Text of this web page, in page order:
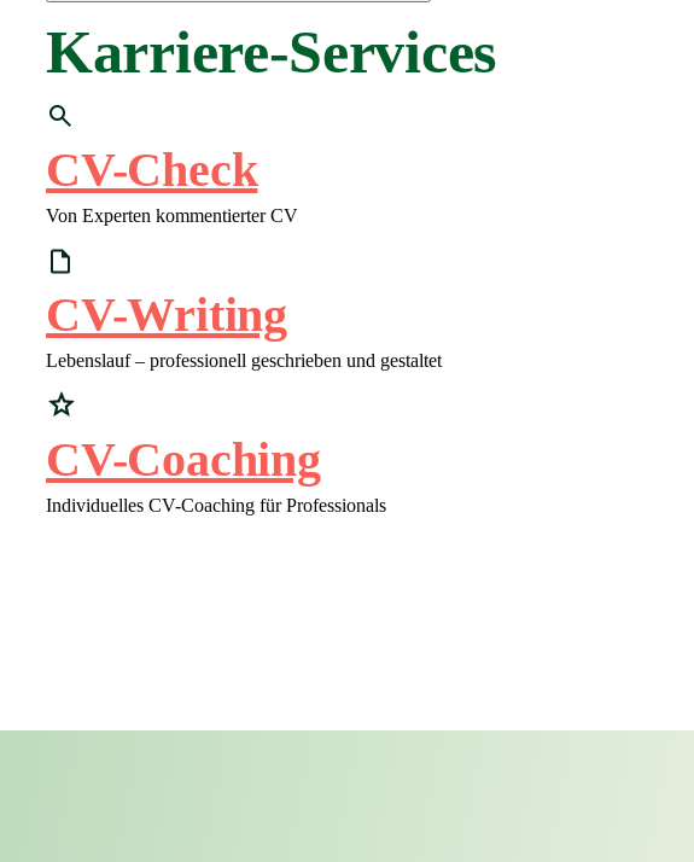
Karriere-Services
CV-Check
Von Experten kommentierter CV
CV-Writing
Lebenslauf – professionell geschrieben und gestaltet
CV-Coaching
Individuelles CV-Coaching für Professionals